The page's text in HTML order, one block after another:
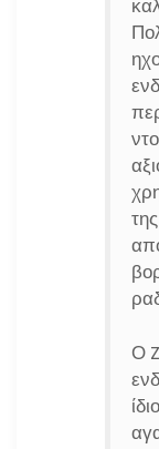
Ο